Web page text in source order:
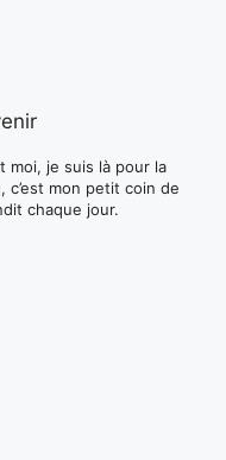
moi, je suis là pour la
mon petit coin de
chaque jour.